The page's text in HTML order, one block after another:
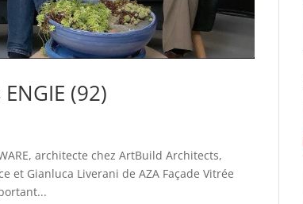
(92)
architecte chez ArtBuild Architects,
et Gianluca Liverani de AZA Façade Vitrée